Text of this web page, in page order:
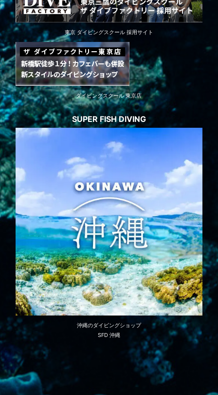
東京 ダイビングスクール 採用サイト
ダイビングスクール 東京店
SUPER FISH DIVING
沖縄のダイビングショップ
SFD 沖縄